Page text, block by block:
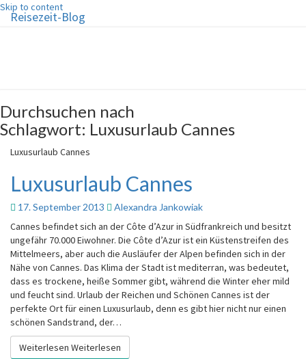
Skip to content
Reisezeit-Blog
Durchsuchen nach
Schlagwort: Luxusurlaub Cannes
Luxusurlaub Cannes
Luxusurlaub Cannes
17. September 2013 Alexandra Jankowiak
Cannes befindet sich an der Côte d’Azur in Südfrankreich und besitzt
ungefähr 70.000 Eiwohner. Die Côte d’Azur ist ein Küstenstreifen des
Mittelmeers, aber auch die Ausläufer der Alpen befinden sich in der
Nähe von Cannes. Das Klima der Stadt ist mediterran, was bedeutet,
dass es trockene, heiße Sommer gibt, während die Winter eher mild
und feucht sind. Urlaub der Reichen und Schönen Cannes ist der
perfekte Ort für einen Luxusurlaub, denn es gibt hier nicht nur einen
schönen Sandstrand, der…
Weiterlesen Weiterlesen